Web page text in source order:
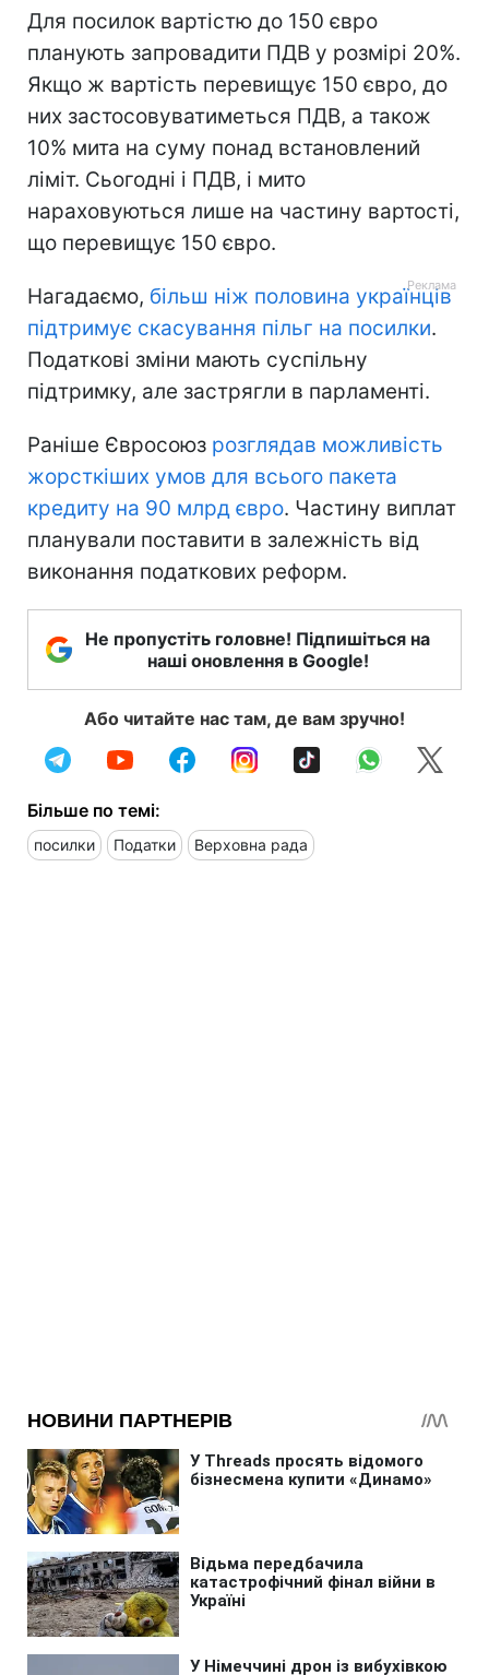
Для посилок вартістю до 150 євро
планують запровадити ПДВ у розмірі 20%.
Якщо ж вартість перевищує 150 євро, до
них застосовуватиметься ПДВ, а також
10% мита на суму понад встановлений
ліміт. Сьогодні і ПДВ, і мито
нараховуються лише на частину вартості,
що перевищує 150 євро.
Нагадаємо, більш ніж половина українців
підтримує скасування пільг на посилки.
Податкові зміни мають суспільну
підтримку, але застрягли в парламенті.
Раніше Євросоюз розглядав можливість
жорсткіших умов для всього пакета
кредиту на 90 млрд євро. Частину виплат
планували поставити в залежність від
виконання податкових реформ.
Не пропустіть головне! Підпишіться на
наші оновлення в Google!
Або читайте нас там, де вам зручно!
Більше по темі:
посилки Податки Верховна рада